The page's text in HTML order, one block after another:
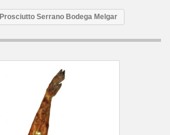
Prosciutto Serrano Bodega Melgar